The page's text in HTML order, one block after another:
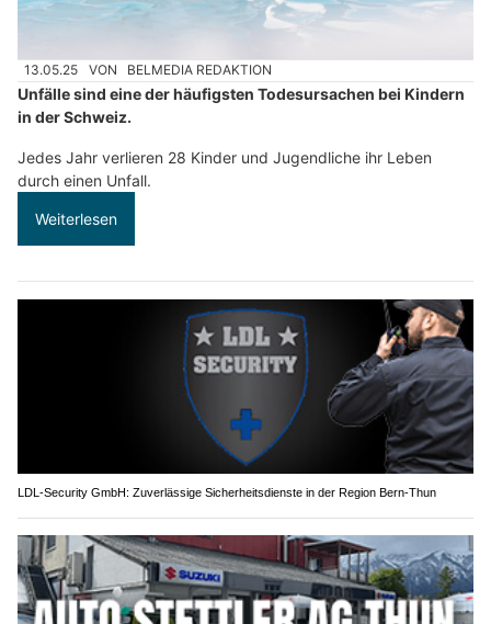
13.05.25 VON BELMEDIA REDAKTION
Unfälle sind eine der häufigsten Todesursachen bei Kindern
in der Schweiz.
Jedes Jahr verlieren 28 Kinder und Jugendliche ihr Leben
durch einen Unfall.
Weiterlesen
LDL-Security GmbH: Zuverlässige Sicherheitsdienste in der Region Bern-Thun